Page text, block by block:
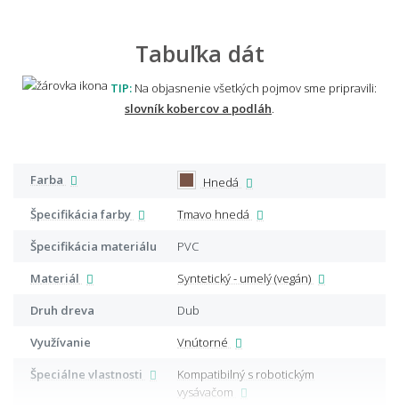
Tabuľka dát
TIP: Na objasnenie všetkých pojmov sme pripravili:
slovník kobercov a podláh
Farba
Hnedá
Špecifikácia farby
Tmavo hnedá
Špecifikácia materiálu
PVC
Materiál
Syntetický - umelý (vegán)
Druh dreva
Dub
Využívanie
Vnútorné
Špeciálne vlastnosti
Kompatibilný s robotickým
vysávačom